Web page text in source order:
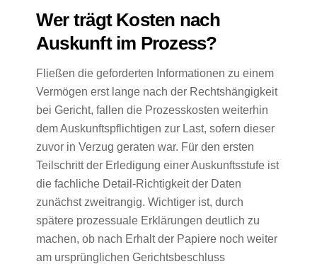
Wer trägt Kosten nach
Auskunft im Prozess?
Fließen die geforderten Informationen zu einem
Vermögen erst lange nach der Rechtshängigkeit
bei Gericht, fallen die Prozesskosten weiterhin
dem Auskunftspflichtigen zur Last, sofern dieser
zuvor in Verzug geraten war. Für den ersten
Teilschritt der Erledigung einer Auskunftsstufe ist
die fachliche Detail-Richtigkeit der Daten
zunächst zweitrangig. Wichtiger ist, durch
spätere prozessuale Erklärungen deutlich zu
machen, ob nach Erhalt der Papiere noch weiter
am ursprünglichen Gerichtsbeschluss